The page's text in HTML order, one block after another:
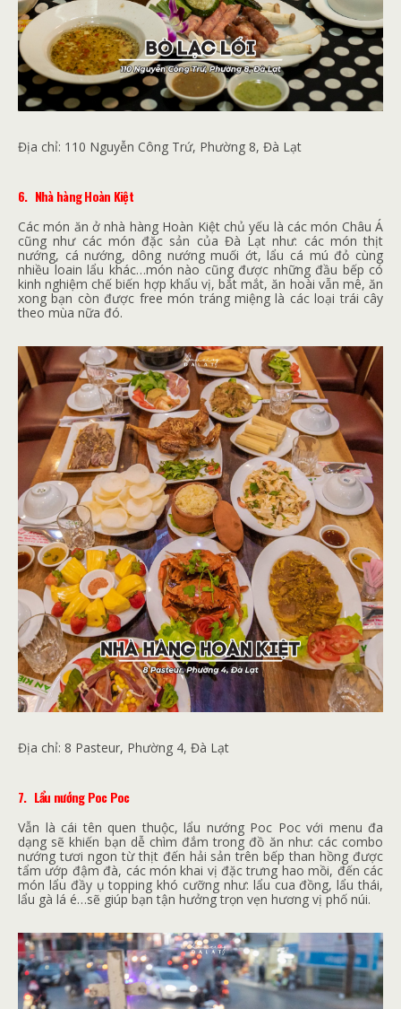
Địa chỉ: 110 Nguyễn Công Trứ, Phường 8, Đà Lạt
6. Nhà hàng Hoàn Kiệt
Các món ăn ở nhà hàng Hoàn Kiệt chủ yếu là các món Châu Á
cũng như các món đặc sản của Đà Lạt như: các món thịt
nướng, cá nướng, dông nướng muối ớt, lẩu cá mú đỏ cùng
nhiều loain lẩu khác…món nào cũng được những đầu bếp có
kinh nghiệm chế biến hợp khẩu vị, bắt mắt, ăn hoài vẫn mê, ăn
xong bạn còn được free món tráng miệng là các loại trái cây
theo mùa nữa đó.
Địa chỉ: 8 Pasteur, Phường 4, Đà Lạt
7. Lẩu nướng Poc Poc
Vẫn là cái tên quen thuộc, lẩu nướng Poc Poc với menu đa
dạng sẽ khiến bạn dễ chìm đắm trong đồ ăn như: các combo
nướng tươi ngon từ thịt đến hải sản trên bếp than hồng được
tẩm ướp đậm đà, các món khai vị đặc trưng hao mồi, đến các
món lẩu đầy ụ topping khó cưỡng như: lẩu cua đồng, lẩu thái,
lẩu gà lá é…sẽ giúp bạn tận hưởng trọn vẹn hương vị phố núi.